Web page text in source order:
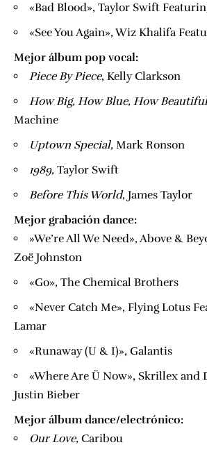
«Bad Blood», Taylor Swift
«See You Again», Wiz Khalifa
Mejor álbum pop vocal:
Piece By Piece, Kelly Clarkson
How Big,​ How Blue, How Beautiful
Machine
​Uptown Special, ​Mark Ronson
​1989, ​Taylor Swift
​Before This World​, James Taylor
Mejor grabación dance:
​»We’re All We Need», Above &
Zoë Johnston
«Go», The Chemical Brothers
«Never Catch Me», Flying Lotus
Lamar
«Runaway (U & I)», Galantis
«Where Are Ü Now», Skrillex and
Justin Bieber
Mejor álbum dance/electrónico:
​Our Love, ​ Caribou